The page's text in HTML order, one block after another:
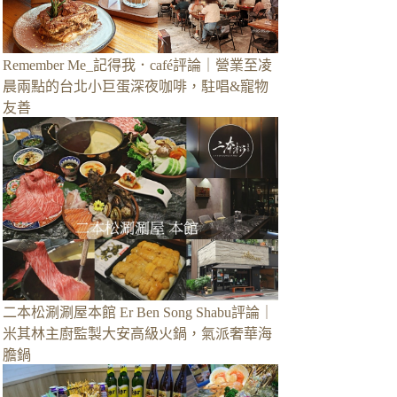
Remember Me_記得我．café評論｜營業至凌
晨兩點的台北小巨蛋深夜咖啡，駐唱&寵物
友善
二本松涮涮屋本館 Er Ben Song Shabu評論｜
米其林主廚監製大安高級火鍋，氣派奢華海
膽鍋